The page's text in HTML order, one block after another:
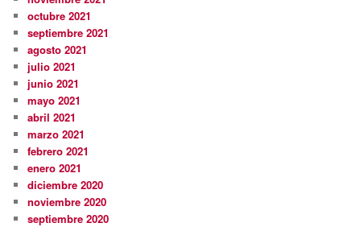
octubre 2021
septiembre 2021
agosto 2021
julio 2021
junio 2021
mayo 2021
abril 2021
marzo 2021
febrero 2021
enero 2021
diciembre 2020
noviembre 2020
septiembre 2020